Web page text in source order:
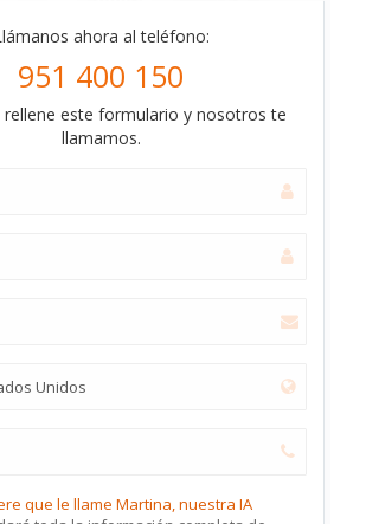
ahora al teléfono:
951 400 150
rellene este formulario y nosotros te
llamamos.
que le llame Martina, nuestra IA